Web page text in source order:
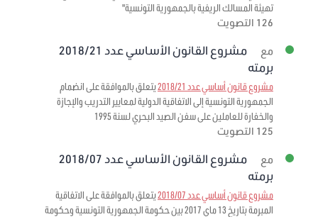
تهيئة المسالك الريفية بالجمهورية التونسية"
126 التصويت
مع
مشروع القانون الأساسي عدد 2018/21
برمته
مشروع قانون أساسي عدد 2018/21
يتعلق بالموافقة على انضمام
الجمهورية التونسية إلى الاتفاقية الدولية لمعايير التدريب والإجازة
والخفارة للعاملين على سفن الصيد البحري لسنة 1995
125 التصويت
مع
مشروع القانون الأساسي عدد 2018/07
برمته
مشروع قانون أساسي عدد 2018/07
يتعلق بالموافقة على الاتفاقية
المبرمة بتاريخ 13 ماي 2017 بين حكومة الجمهورية التونسية وحكومة